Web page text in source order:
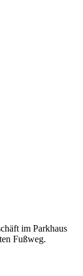
im Parkhaus
Fußweg.